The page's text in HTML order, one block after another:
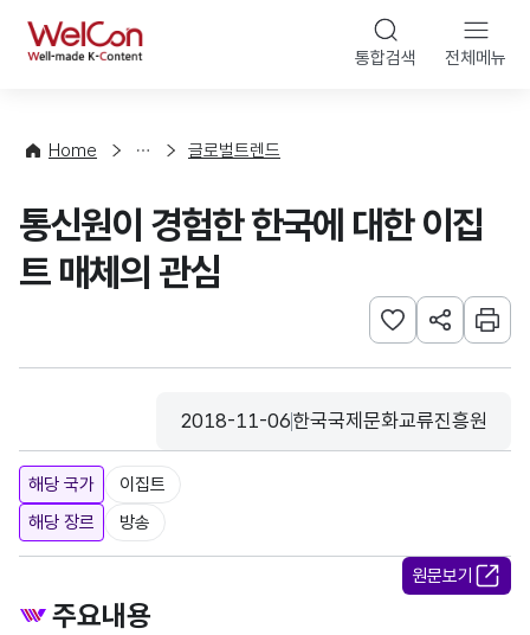
WelCon 통합검색 전체메뉴
Home
향
계
글로벌트렌드
통신원이 경험한 한국에 대한 이집
트 매체의 관심
관심사 등록하기
URL 공유하
인쇄
등록일
2018-11-06
수집기관
한국국제문화교류진흥원
해당 국가
이집트
해당 장르
방송
원문보기
주요내용